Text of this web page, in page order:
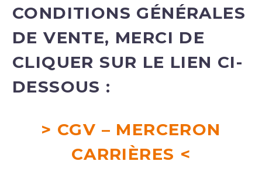
CONDITIONS GÉNÉRALES
DE VENTE, MERCI DE
CLIQUER SUR LE LIEN CI-
DESSOUS :
> CGV – MERCERON
CARRIÈRES <